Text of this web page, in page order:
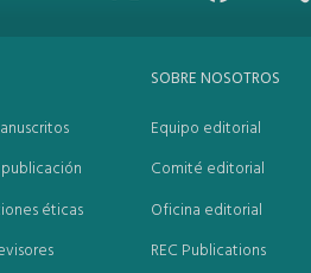
éticas
SOBRE NOSOTROS
Equipo editorial
Comité editorial
Oficina editorial
REC Publications